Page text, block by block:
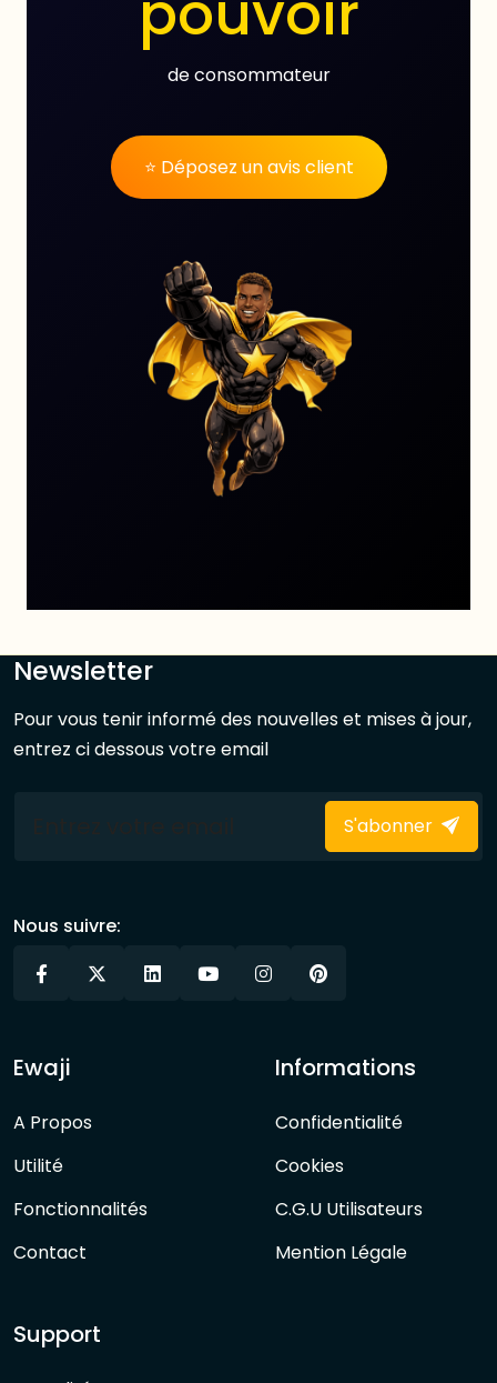
de consommateur
⭐ Déposez un avis client
Newsletter
Pour vous tenir informé des nouvelles et mises à jour,
entrez ci dessous votre email
S'abonner
Nous suivre:
Ewaji
A Propos
Utilité
Fonctionnalités
Contact
Informations
Confidentialité
Cookies
C.G.U Utilisateurs
Mention Légale
Support